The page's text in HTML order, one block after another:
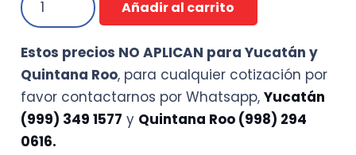
solvente
metallic
65
cm
x
Añadir al carrito
Estos precios NO APLICAN para Yucatán y
Quintana Roo, para cualquier cotización por
favor contactarnos por Whatsapp, Yucatán
(999) 349 1577 y Quintana Roo (998) 294
0616.